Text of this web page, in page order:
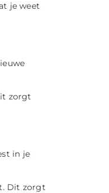
je weet
zorgt
in je
Dit zorgt